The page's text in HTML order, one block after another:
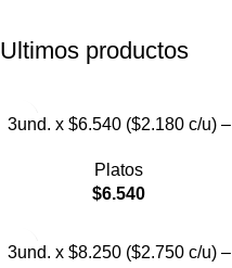
Ultimos productos
3und. x $6.540 ($2.180 c/u) –
con Diseño Decorativo
Platos
$6.540
3und. x $8.250 ($2.750 c/u) –